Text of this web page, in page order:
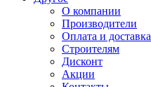
О компании
Производители
Оплата и доставка
Строителям
Дисконт
Акции